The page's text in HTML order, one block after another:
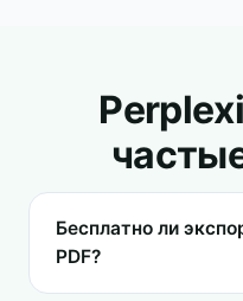
Бесплатно ли
PDF?